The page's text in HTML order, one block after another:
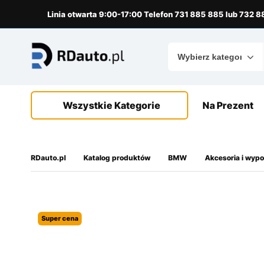
Linia otwarta 9:00-17:00 Telefon 731 885 885 lub 732
Wszystkie Kategorie Na Prezent
RDauto.pl Katalog produktów BMW Akcesoria i
Super cena